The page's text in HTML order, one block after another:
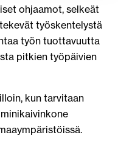
ohjaamot, selkeät
työskentelystä
työn tuottavuutta
pitkien työpäivien
kun tarvitaan